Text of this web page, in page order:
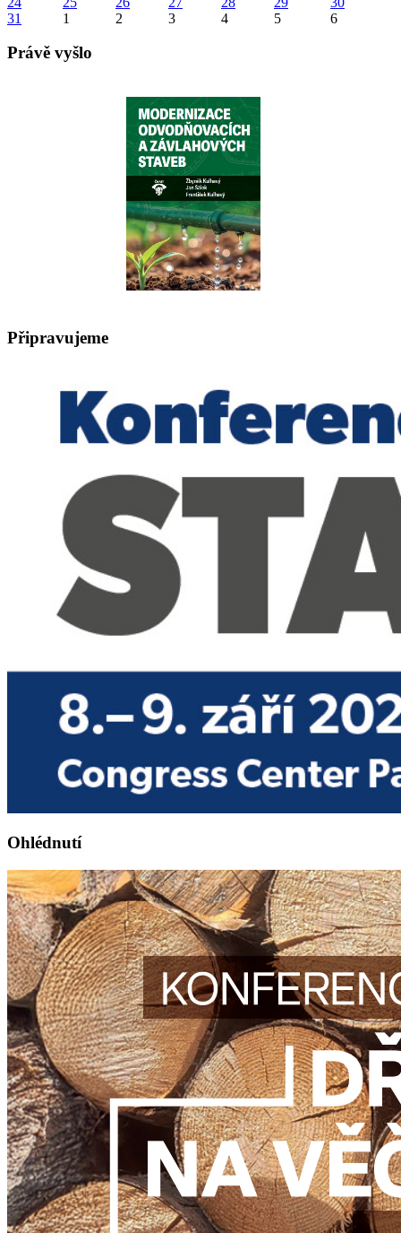
31
1 2 3 4 5 6
Právě vyšlo
Připravujeme
Ohlédnutí